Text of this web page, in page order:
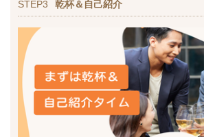
STEP3 乾杯＆自己紹介